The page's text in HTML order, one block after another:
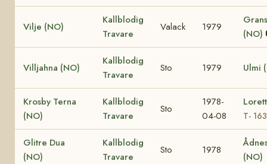
Vilje (NO)
Kallblodig
Travare
Valack 1979
(NO)
Villjahna (NO)
Kallblodig
Travare
Sto 1979 Ulmi
Krosby Terna
(NO)
Kallblodig
Travare
Sto
1978-
04-08
T-
Glitre Dua
(NO)
Kallblodig
Travare
Sto 1978
(NO)